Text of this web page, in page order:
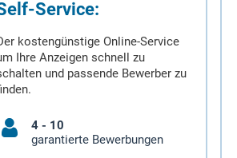
Service:
kostengünstige Online-Service
Ihre Anzeigen schnell zu
und passende Bewerber zu
4 - 10
garantierte Bewerbungen